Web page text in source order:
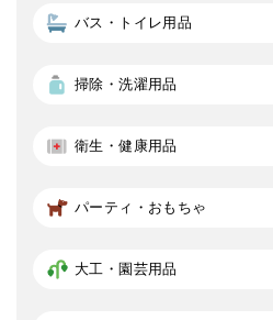
バス・トイレ用品
掃除・洗濯用品
衛生・健康用品
パーティ・おもちゃ
大工・園芸用品